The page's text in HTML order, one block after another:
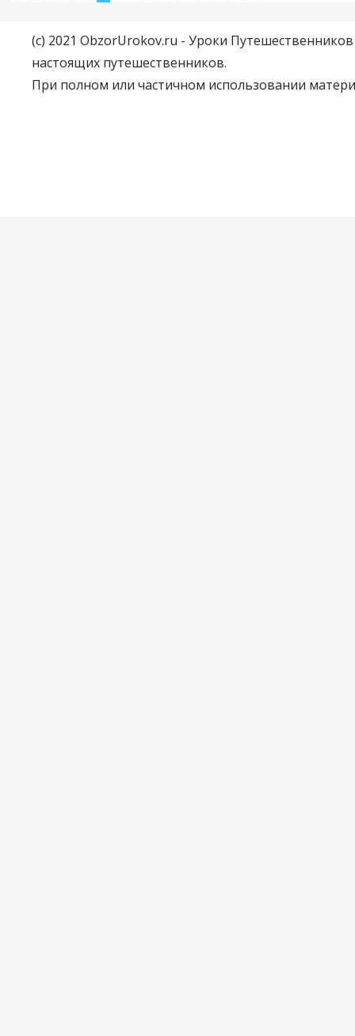
(c) 2021 ObzorUrokov.ru - Уроки
настоящих путешественников.
При полном или частичном использовании